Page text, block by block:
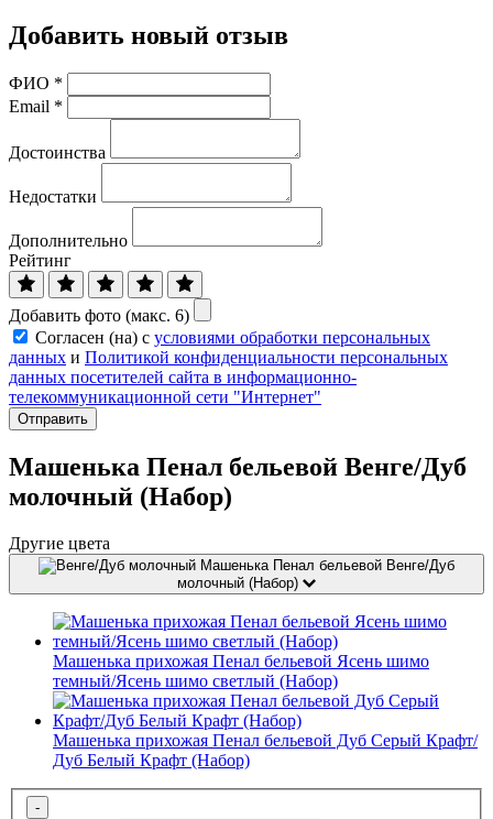
Добавить новый отзыв
ФИО *
Email *
Достоинства
Недостатки
Дополнительно
Рейтинг
Добавить фото (макс. 6)
Согласен (на) с условиями обработки персональных
данных и Политикой конфиденциальности персональных
данных посетителей сайта в информационно-
телекоммуникационной сети "Интернет"
Отправить
Машенька Пенал бельевой Венге/Дуб
молочный (Набор)
Другие цвета
Машенька Пенал бельевой Венге/Дуб
молочный (Набор)
Машенька прихожая Пенал бельевой Ясень шимо
темный/Ясень шимо светлый (Набор)
Машенька прихожая Пенал бельевой Дуб Серый Крафт/
Дуб Белый Крафт (Набор)
-